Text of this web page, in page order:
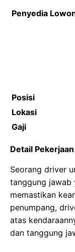
Penyedia
Posisi
Lokasi
Gaji
Detail Pekerjaan
Seorang driver
tanggung jawab
memastikan
penumpang,
atas
dan tanggung